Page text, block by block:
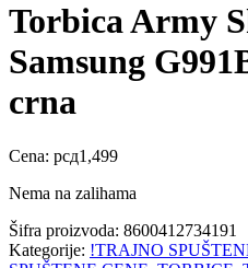
Torbica Army
Samsung
crna
Cena: рсд1,499
Nema na zalihama
Šifra proizvoda: 8600412734191
Kategorije: !TRAJNO